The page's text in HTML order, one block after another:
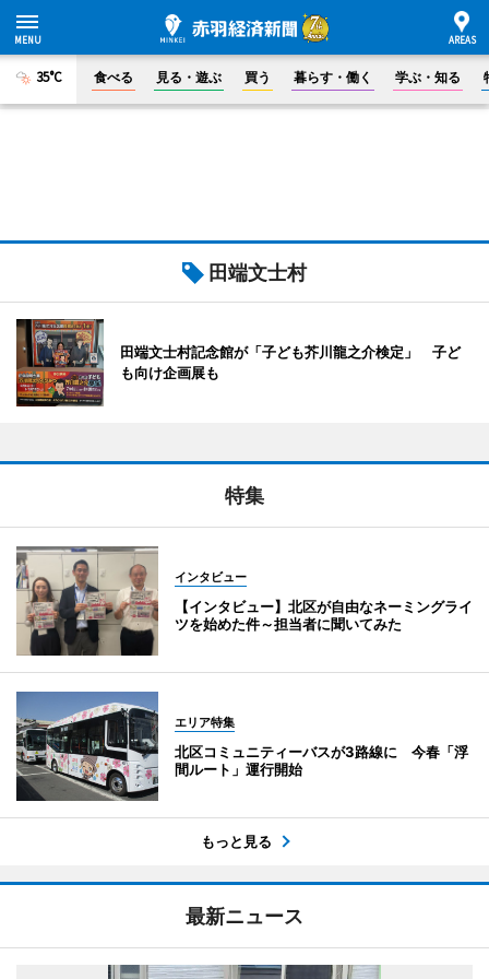
35°C 食べる 見る・遊ぶ 買う 暮らす・働く 学ぶ・知る
田端文士村
田端文士村記念館が「子ども芥川龍之介検定」 子ど
も向け企画展も
特集
インタビュー
【インタビュー】北区が自由なネーミングライ
ツを始めた件～担当者に聞いてみた
エリア特集
北区コミュニティーバスが3路線に 今春「浮
間ルート」運行開始
もっと見る
最新ニュース